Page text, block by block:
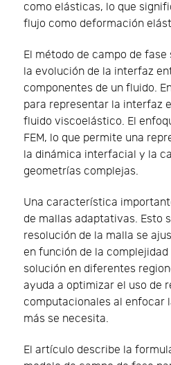
como elásticas, lo que
flujo como deformación
El método de campo de
la evolución de la interfaz
componentes de un fluido.
para representar la interfaz
fluido viscoelástico. El
FEM, lo que permite una
la dinámica interfacial y la
geometrías complejas.
Una característica
de mallas adaptativas. Esto
resolución de la malla se
en función de la
solución en diferentes
ayuda a optimizar el uso de
computacionales al enfocar
más se necesita.
El artículo describe la